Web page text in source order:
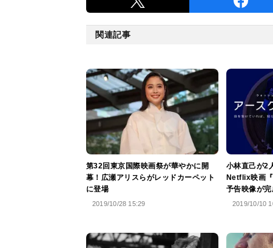
関連記事
第32回東京国際映画祭が華やかに開
幕！広瀬アリスらがレッドカーペット
に登場
2019/10/28 15:29
小林直己が2
Netflix映画『
予告映像が完
2019/10/10